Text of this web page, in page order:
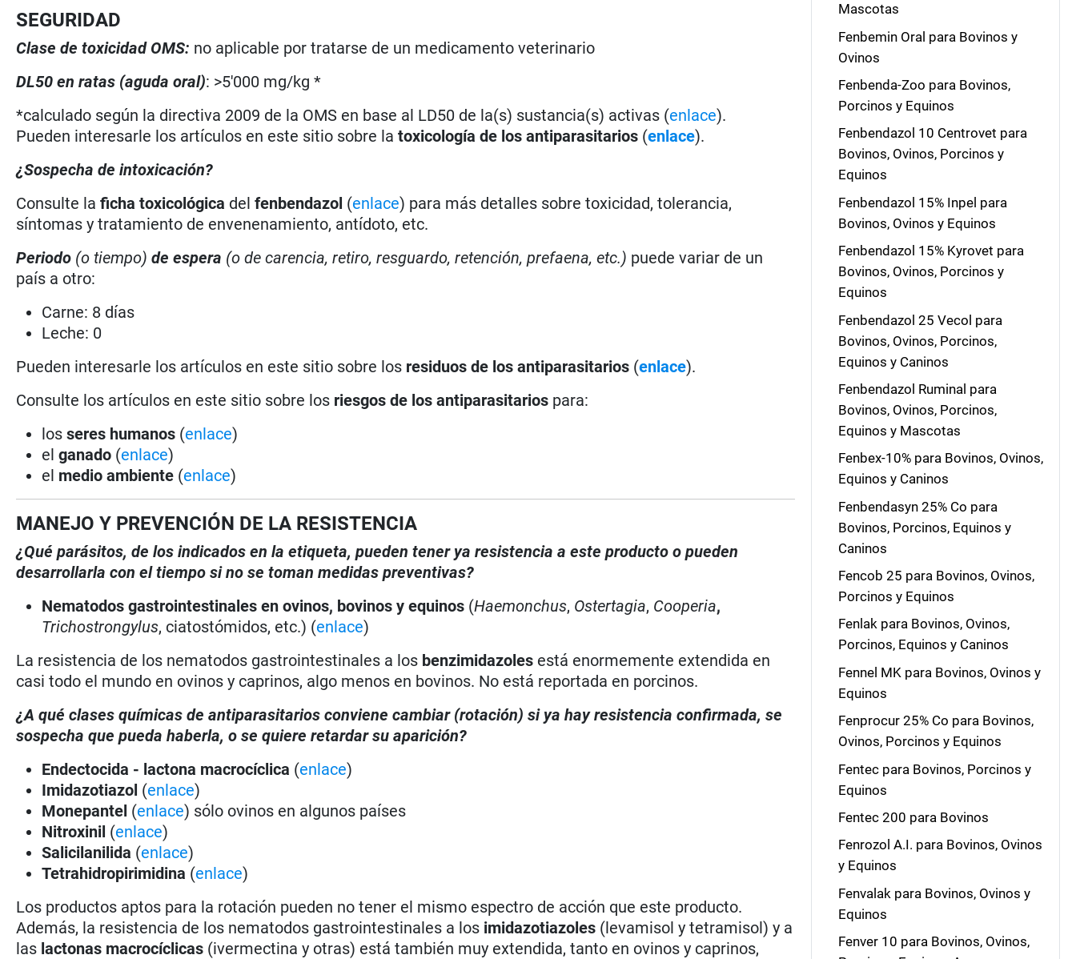
SEGURIDAD
Clase de toxicidad OMS: no aplicable por tratarse de un medicamento veterinario
DL50 en ratas (aguda oral): >5'000 mg/kg *
*calculado según la directiva 2009 de la OMS en base al LD50 de la(s) sustancia(s) activas (enlace).
Pueden interesarle los artículos en este sitio sobre la toxicología de los antiparasitarios (enlace).
¿Sospecha de intoxicación?
Consulte laficha toxicológica delfenbendazol (enlace) para más detalles sobre toxicidad, tolerancia,
síntomas y tratamiento de envenenamiento, antídoto, etc.
Periodo (o tiempo) de espera (o de carencia, retiro, resguardo, retención, prefaena, etc.) puede variar de un
país a otro:
Carne: 8 días
Leche: 0
Pueden interesarle los artículos en este sitio sobre los residuos de los antiparasitarios (enlace).
Consulte los artículos en este sitio sobre los riesgos de los antiparasitarios para:
losseres humanos (enlace)
elganado (enlace)
el medio ambiente (enlace)
MANEJO Y PREVENCIÓN DE LA RESISTENCIA
¿Qué parásitos, de los indicados en la etiqueta, pueden tener ya resistencia a este producto o pueden
desarrollarla con el tiempo si no se toman medidas preventivas?
Nematodos gastrointestinales en ovinos, bovinos y equinos (Haemonchus, Ostertagia, Cooperia,
Trichostrongylus, ciatostómidos, etc.) (enlace)
La resistencia de los nematodos gastrointestinales a los benzimidazoles está enormemente extendida en
casi todo el mundo en ovinos y caprinos, algo menos en bovinos. No está reportada en porcinos.
¿A qué clases químicas de antiparasitarios conviene cambiar (rotación) si ya hay resistencia confirmada, se
sospecha que pueda haberla, o se quiere retardar su aparición?
Endectocida - lactona macrocíclica (enlace)
Imidazotiazol (enlace)
Monepantel (enlace) sólo ovinos en algunos países
Nitroxinil (enlace)
Salicilanilida (enlace)
Tetrahidropirimidina (enlace)
Los productos aptos para la rotación pueden no tener el mismo espectro de acción que este producto.
Además, la resistencia de los nematodos gastrointestinales a los imidazotiazoles (levamisol y tetramisol) y a
las lactonas macrocíclicas (ivermectina y otras) está también muy extendida, tanto en ovinos y caprinos,
Mascotas
Fenbemin Oral para Bovinos y
Ovinos
Fenbenda-Zoo para Bovinos,
Porcinos y Equinos
Fenbendazol 10 Centrovet para
Bovinos, Ovinos, Porcinos y
Equinos
Fenbendazol 15% Inpel para
Bovinos, Ovinos y Equinos
Fenbendazol 15% Kyrovet para
Bovinos, Ovinos, Porcinos y
Equinos
Fenbendazol 25 Vecol para
Bovinos, Ovinos, Porcinos,
Equinos y Caninos
Fenbendazol Ruminal para
Bovinos, Ovinos, Porcinos,
Equinos y Mascotas
Fenbex-10% para Bovinos, Ovinos,
Equinos y Caninos
Fenbendasyn 25% Co para
Bovinos, Porcinos, Equinos y
Caninos
Fencob 25 para Bovinos, Ovinos,
Porcinos y Equinos
Fenlak para Bovinos, Ovinos,
Porcinos, Equinos y Caninos
Fennel MK para Bovinos, Ovinos y
Equinos
Fenprocur 25% Co para Bovinos,
Ovinos, Porcinos y Equinos
Fentec para Bovinos, Porcinos y
Equinos
Fentec 200 para Bovinos
Fenrozol A.I. para Bovinos, Ovinos
y Equinos
Fenvalak para Bovinos, Ovinos y
Equinos
Fenver 10 para Bovinos, Ovinos,